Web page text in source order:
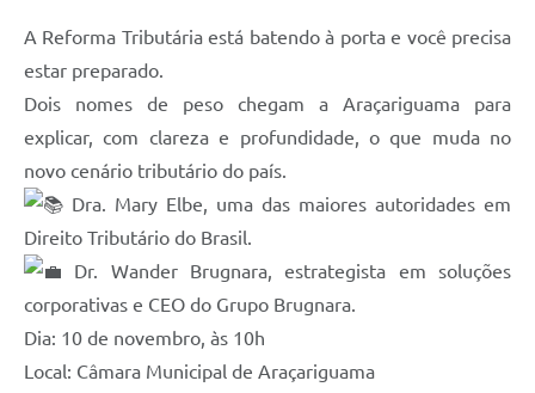
A Reforma Tributária está batendo à porta e você precisa
estar preparado.
Dois nomes de peso chegam a Araçariguama para
explicar, com clareza e profundidade, o que muda no
novo cenário tributário do país.
Dra. Mary Elbe, uma das maiores autoridades em
Direito Tributário do Brasil.
Dr. Wander Brugnara, estrategista em soluções
corporativas e CEO do Grupo Brugnara.
Dia: 10 de novembro, às 10h
Local: Câmara Municipal de Araçariguama